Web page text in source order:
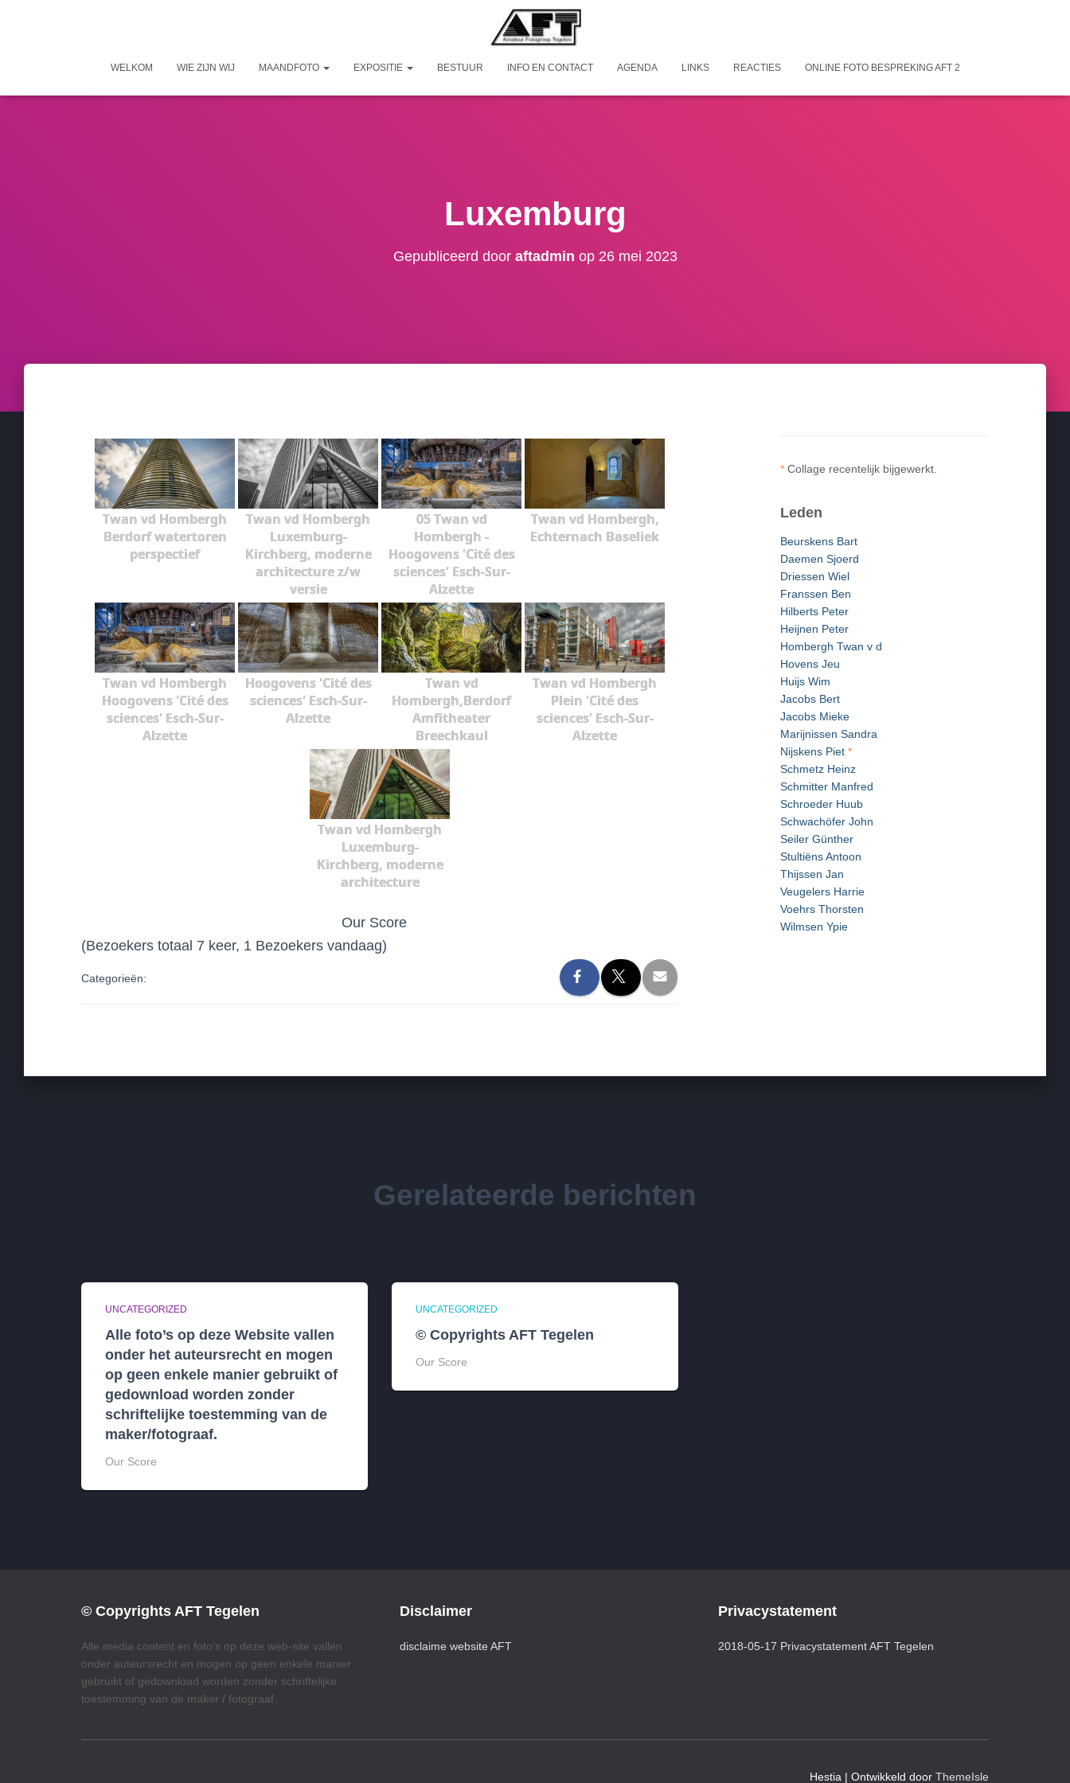
WELKOM WIE ZIJN WIJ MAANDFOTO EXPOSITIE BESTUUR INFO EN CONTACT AGENDA LINKS REACTIES ONLINE FOTO BESPREKING AFT 2
Luxemburg
Gepubliceerd door aftadmin op 26 mei 2023
Twan vd Hombergh
Berdorf watertoren
perspectief
Twan vd Hombergh
Luxemburg-
Kirchberg, moderne
architecture z/w
versie
05 Twan vd
Hombergh -
Hoogovens 'Cité des
sciences' Esch-Sur-
Alzette
Twan vd Hombergh,
Echternach Baseliek
Twan vd Hombergh
Hoogovens 'Cité des
sciences' Esch-Sur-
Alzette
Hoogovens 'Cité des
sciences' Esch-Sur-
Alzette
Twan vd
Hombergh,Berdorf
Amfitheater
Breechkaul
Twan vd Hombergh
Plein 'Cité des
sciences' Esch-Sur-
Alzette
Twan vd Hombergh
Luxemburg-
Kirchberg, moderne
architecture
Our Score
(Bezoekers totaal 7 keer, 1 Bezoekers vandaag)
Categorieën:
* Collage recentelijk bijgewerkt.
Leden
Beurskens Bart
Daemen Sjoerd
Driessen Wiel
Franssen Ben
Hilberts Peter
Heijnen Peter
Hombergh Twan v d
Hovens Jeu
Huijs Wim
Jacobs Bert
Jacobs Mieke
Marijnissen Sandra
Nijskens Piet *
Schmetz Heinz
Schmitter Manfred
Schroeder Huub
Schwachöfer John
Seiler Günther
Stultiëns Antoon
Thijssen Jan
Veugelers Harrie
Voehrs Thorsten
Wilmsen Ypie
Gerelateerde berichten
UNCATEGORIZED
Alle foto’s op deze Website vallen
onder het auteursrecht en mogen
op geen enkele manier gebruikt of
gedownload worden zonder
schriftelijke toestemming van de
maker/fotograaf.
Our Score
UNCATEGORIZED
© Copyrights AFT Tegelen
Our Score
© Copyrights AFT Tegelen
Alle media content en foto’s op deze web-site vallen
onder auteursrecht en mogen op geen enkele manier
gebruikt of gedownload worden zonder schriftelijke
toestemming van de maker / fotograaf.
Disclaimer
disclaime website AFT
Privacystatement
2018-05-17 Privacystatement AFT Tegelen
Hestia | Ontwikkeld door ThemeIsle